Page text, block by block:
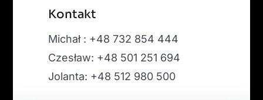
Kontakt
Michał : +48 732 854 444
Czesław: +48 501 251 694
Jolanta: +48 512 980 500